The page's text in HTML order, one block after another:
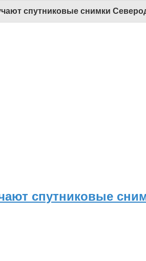
спутниковые снимки
спутниковые
ЭЛ № ФС77-77001 от 08.11.2019, выдан Федеральной службой по надзору в сфере связи, информационных
ссылка на www.tv29.ru обязательна. При цитировании информации гиперссылка на www.tv29.ru обязательна.